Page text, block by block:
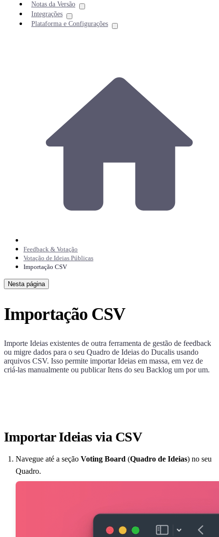
Notas da Versão
Integrações
Plataforma e Configurações
Feedback & Votação
Votação de Ideias Públicas
Importação CSV
Nesta página
Importação CSV
Importe Ideias existentes de outra ferramenta de gestão de feedback
ou migre dados para o seu Quadro de Ideias do Ducalis usando
arquivos CSV. Isso permite importar Ideias em massa, em vez de
criá-las manualmente ou publicar Itens do seu Backlog um por um.
Importar Ideias via CSV
Navegue até a seção Voting Board (Quadro de Ideias) no seu
Quadro.